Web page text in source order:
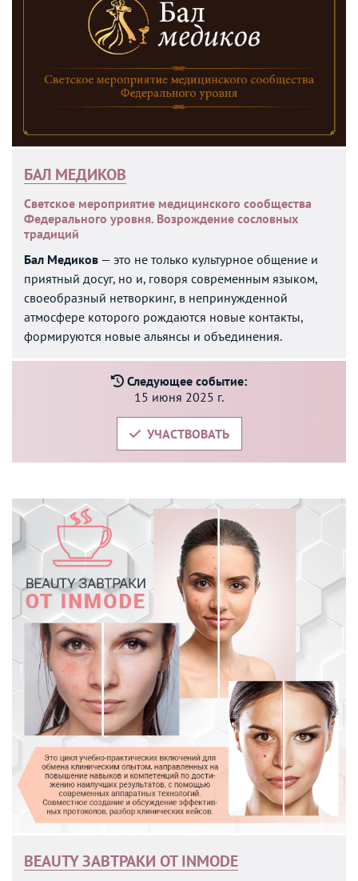
БАЛ МЕДИКОВ
Светское мероприятие медицинского сообщества
Федерального уровня. Возрождение сословных
традиций
Бал Медиков — это не только культурное общение и
приятный досуг, но и, говоря современным языком,
своеобразный нетворкинг, в непринужденной
атмосфере которого рождаются новые контакты,
формируются новые альянсы и объединения.
Следующее событие:
15 июня 2025 г.
УЧАСТВОВАТЬ
BEAUTY ЗАВТРАКИ ОТ INMODE